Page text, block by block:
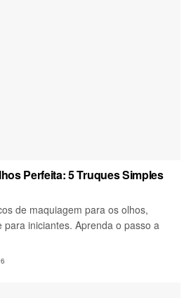
Perfeita: 5 Truques Simples
de maquiagem para os olhos,
iniciantes. Aprenda o passo a